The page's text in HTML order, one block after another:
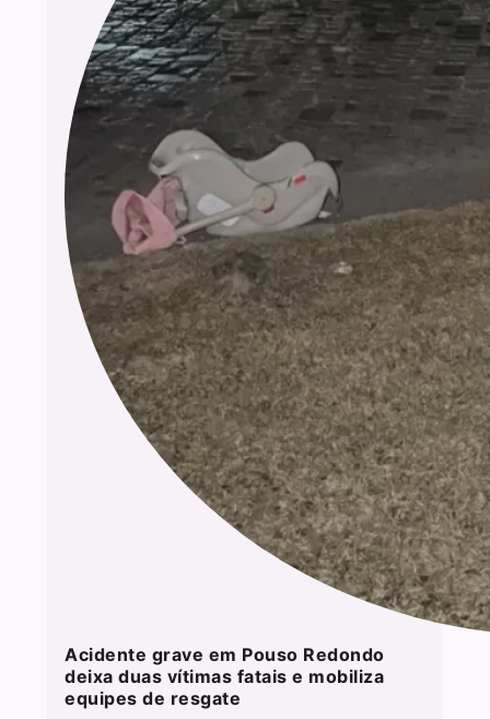
Acidente grave em Pouso Redondo
deixa duas vítimas fatais e mobiliza
equipes de resgate